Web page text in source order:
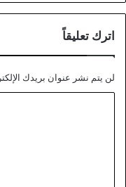
اترك تعليقاً
لن يتم نشر عنوان بريدك